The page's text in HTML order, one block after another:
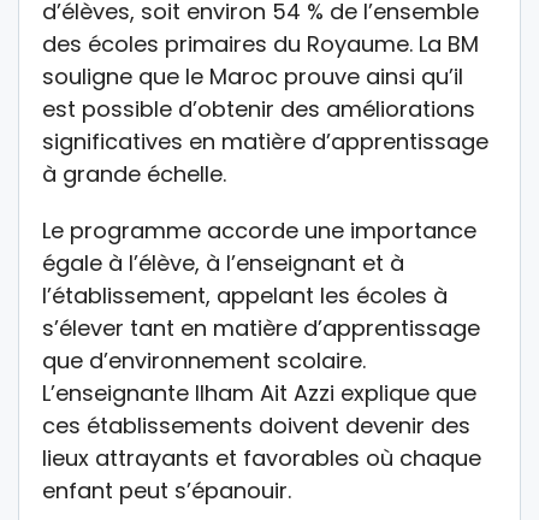
d’élèves, soit environ 54 % de l’ensemble
des écoles primaires du Royaume. La BM
souligne que le Maroc prouve ainsi qu’il
est possible d’obtenir des améliorations
significatives en matière d’apprentissage
à grande échelle.
Le programme accorde une importance
égale à l’élève, à l’enseignant et à
l’établissement, appelant les écoles à
s’élever tant en matière d’apprentissage
que d’environnement scolaire.
L’enseignante Ilham Ait Azzi explique que
ces établissements doivent devenir des
lieux attrayants et favorables où chaque
enfant peut s’épanouir.